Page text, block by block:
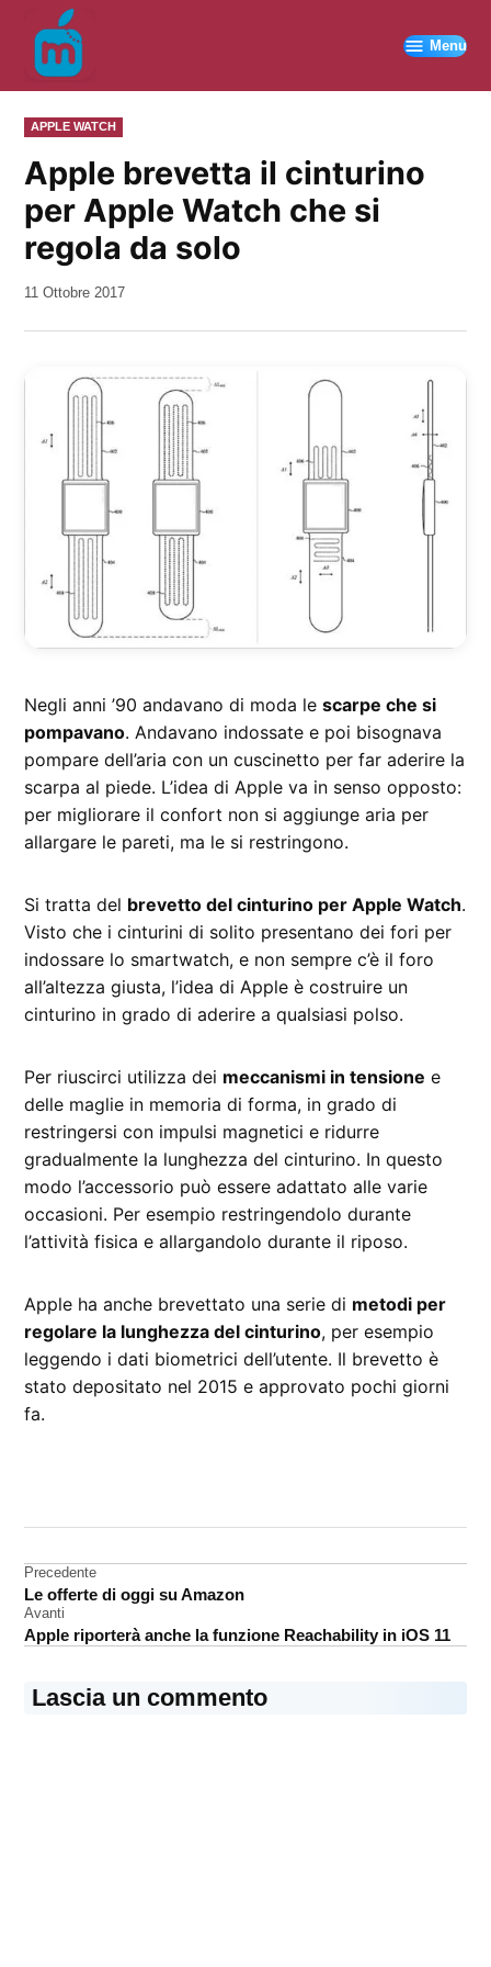
contenuto
Menu
PUBBLICATO
IN
APPLE WATCH
Apple brevetta il cinturino
per Apple Watch che si
regola da solo
da
11 Ottobre 2017
Negli anni ’90 andavano di moda lescarpe che si
pompavano. Andavano indossate e poi bisognava
pompare dell’aria con un cuscinetto per far aderire la
scarpa al piede. L’idea di Apple va in senso opposto:
per migliorare il confort non si aggiunge aria per
allargare le pareti, ma le si restringono.
Si tratta del brevetto del cinturino per Apple Watch.
Visto che i cinturini di solito presentano dei fori per
indossare lo smartwatch, e non sempre c’è il foro
all’altezza giusta, l’idea di Apple è costruire un
cinturino in grado di aderire a qualsiasi polso.
Per riuscirci utilizza dei meccanismi in tensione e
delle maglie in memoria di forma, in grado di
restringersi con impulsi magnetici e ridurre
gradualmente la lunghezza del cinturino. In questo
modo l’accessorio può essere adattato alle varie
occasioni. Per esempio restringendolo durante
l’attività fisica e allargandolo durante il riposo.
Apple ha anche brevettato una serie di metodi per
regolare la lunghezza del cinturino, per esempio
leggendo i dati biometrici dell’utente. Il brevetto è
stato depositato nel 2015 e approvato pochi giorni
fa.
brevetto
Navigazione
articoli
Precedente
Le offerte di oggi su Amazon
Avanti
Apple riporterà anche la funzione Reachability in iOS 11
Lascia un commento